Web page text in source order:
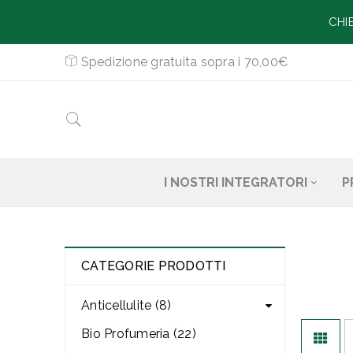
Spedizione gratuita sopra i 70,00€
I NOSTRI INTEGRATORI
CATEGORIE PRODOTTI
Anticellulite (8)
Bio Profumeria (22)